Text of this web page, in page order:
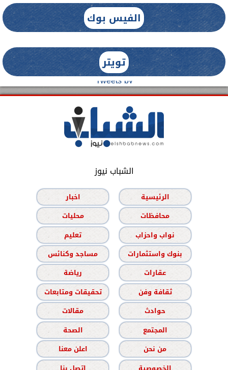
الفيس بوك
تويتر
Tweets by
الشباب نيوز
الرئيسية
اخبار
محافظات
محليات
نواب واحزاب
تعليم
بنوك واستثمارات
مساجد وكنائس
عقارات
رياضة
ثقافة وفن
تحقيقات ومتابعات
حوادث
مقالات
المجتمع
الصحة
من نحن
اعلن معنا